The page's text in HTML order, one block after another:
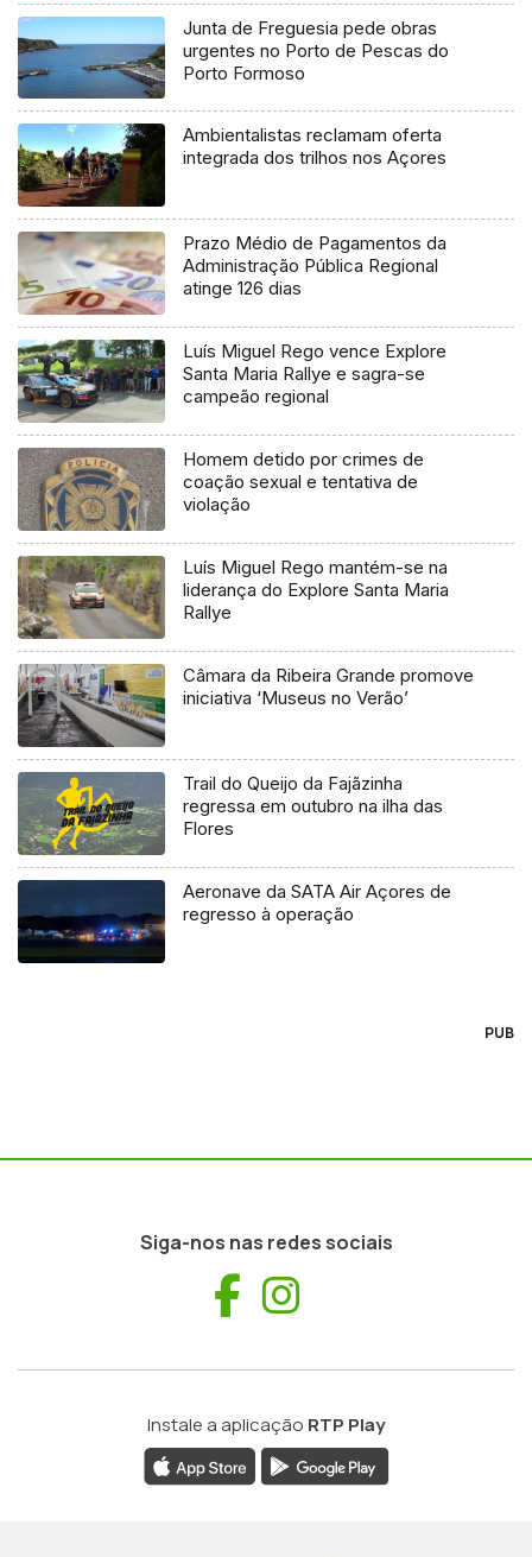
Junta de Freguesia pede obras
urgentes no Porto de Pescas do
Porto Formoso
Ambientalistas reclamam oferta
integrada dos trilhos nos Açores
Prazo Médio de Pagamentos da
Administração Pública Regional
atinge 126 dias
Luís Miguel Rego vence Explore
Santa Maria Rallye e sagra-se
campeão regional
Homem detido por crimes de
coação sexual e tentativa de
violação
Luís Miguel Rego mantém-se na
liderança do Explore Santa Maria
Rallye
Câmara da Ribeira Grande promove
iniciativa ‘Museus no Verão’
Trail do Queijo da Fajãzinha
regressa em outubro na ilha das
Flores
Aeronave da SATA Air Açores de
regresso à operação
PUB
Siga-nos nas redes sociais
Facebook
Instale a aplicação RTP Play